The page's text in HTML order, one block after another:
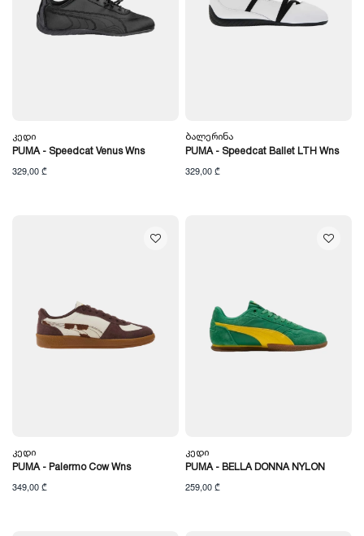
Კედი
PUMA - Speedcat Venus Wns
329,00 ₾
Ბალერინა
PUMA - Speedcat Ballet LTH Wns
329,00 ₾
Კედი
PUMA - Palermo Cow Wns
349,00 ₾
Კედი
PUMA - BELLA DONNA NYLON
259,00 ₾